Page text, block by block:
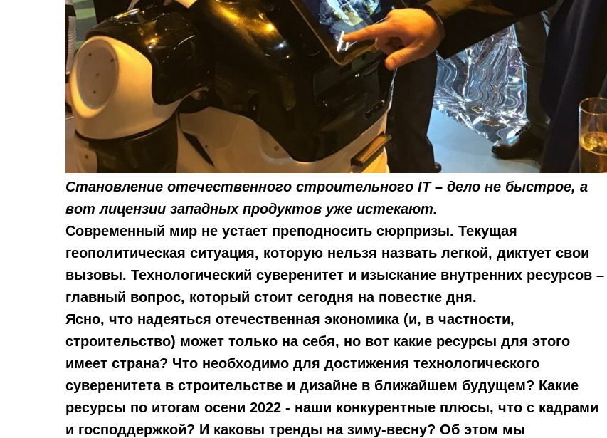
Становление отечественного строительного IT – дело не быстрое, а
вот лицензии западных продуктов уже истекают.
Современный мир не устает преподносить сюрпризы. Текущая
геополитическая ситуация, которую нельзя назвать легкой, диктует свои
вызовы. Технологический суверенитет и изыскание внутренних ресурсов –
главный вопрос, который стоит сегодня на повестке дня.
Ясно, что надеяться отечественная экономика (и, в частности,
строительство) может только на себя, но вот какие ресурсы для этого
имеет страна? Что необходимо для достижения технологического
суверенитета в строительстве и дизайне в ближайшем будущем? Какие
ресурсы по итогам осени 2022 - наши конкурентные плюсы, что с кадрами
и господдержкой? И каковы тренды на зиму-весну? Об этом мы